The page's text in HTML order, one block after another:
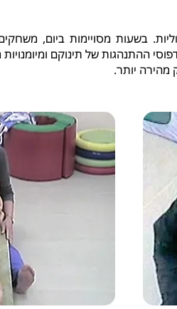
בשעות מסויימות ביום,
ההתנהגות של תינוקם
יותר.